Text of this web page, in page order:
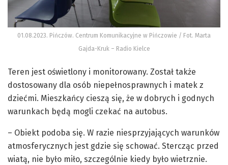
01.08.2023. Pińczów. Centrum Komunikacyjne w Pińczowie / Fot. Marta
Gajda-Kruk – Radio Kielce
Teren jest oświetlony i monitorowany. Został także
dostosowany dla osób niepełnosprawnych i matek z
dziećmi. Mieszkańcy cieszą się, że w dobrych i godnych
warunkach będą mogli czekać na autobus.
– Obiekt podoba się. W razie niesprzyjających warunków
atmosferycznych jest gdzie się schować. Stercząc przed
wiatą, nie było miło, szczególnie kiedy było wietrznie.